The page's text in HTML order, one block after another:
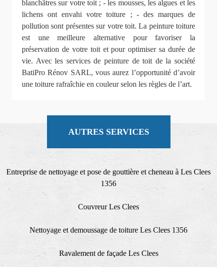
blanchâtres sur votre toit ; - les mousses, les algues et les
lichens ont envahi votre toiture ; - des marques de
pollution sont présentes sur votre toit. La peinture toiture
est une meilleure alternative pour favoriser la
préservation de votre toit et pour optimiser sa durée de
vie. Avec les services de peinture de toit de la société
BatiPro Rénov SARL, vous aurez l’opportunité d’avoir
une toiture rafraîchie en couleur selon les règles de l’art.
AUTRES SERVICES
Entreprise de nettoyage et pose de gouttière et cheneau à Les Clees
1356
Couvreur Les Clees
Nettoyage et demoussage de toiture Les Clees 1356
Ravalement de façade Les Clees